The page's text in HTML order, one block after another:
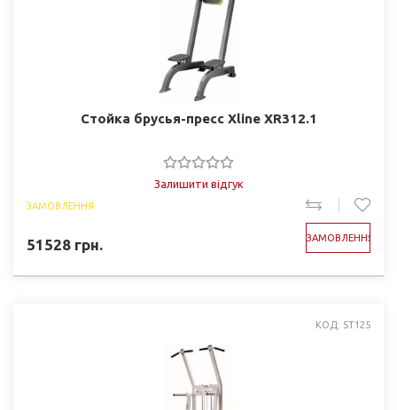
Стойка брусья-пресс Xline XR312.1
Залишити відгук
ЗАМОВЛЕННЯ
51528 грн. ЗАМОВЛЕННЯ
КОД: ST125